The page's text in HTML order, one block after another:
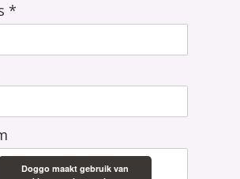
*
Doggo maakt gebruik van